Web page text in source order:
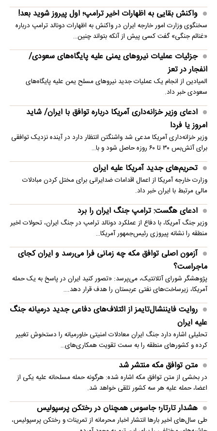
واکنش بقایی به اظهارات اخیر ترامپ؛ اول پیروز شوید بعد!
سخنگوی وزارت امور خارجه ایران در واکنش به اظهارات دونالد ترامپ درباره
«غنائم جنگی» گفت کسی پیش از آنکه بتواند چنین…
جزئیات عملیات نیروهای یمنی علیه پایگاه‌های سعودی/
انفجار در تعز
المیادین از انجام یک عملیات جدید نیروهای مسلح یمن علیه پایگاه‌های
سعودی خبر داد.
ادعای وزیر خزانه‌داری آمریکا درباره توافق با ایران/ شاید
امروز یا فردا
وزیر خزانه‌داری آمریکا مدعی شد واشنگتن انتظار دارد در آینده نزدیک توافقی
برای آتش‌بس ۳۰ تا ۶۰ روزه حاصل شود و با…
تحریم‌های جدید آمریکا علیه ایران
وزارت خارجه آمریکا از اعمال اقدامات ضدایرانی برای مختل کردن مبادلات
مالی مرتبط با ایران خبر داد.
ادعای هگست: ترامپ جنگ ایران را برد
وزیر جنگ آمریکا، با دفاع از عملکرد دونالد ترامپ در جنگ ایران، تحولات اخیر
منطقه را نشانه پیروزی رئیس‌جمهور آمریکا…
آزمون اصلی توافق مکه چه زمانی فرا می‌رسد و ایران کجای
ماجراست؟
پژوهشگر شورای آتلانتیک، می‌پرسد: «تصور کنید ایران در پاسخ به یک حمله
آمریکا، زیرساخت‌های نفتی عربستان را هدف قرار دهد.…
روایت فایننشال‌تایمز از ائتلاف‌های دفاعی جدید درمیانه جنگ
علیه ایران
تحلیلی اشاره دارد جنگ ایران معادلات امنیتی خاورمیانه را دستخوش تغییر
کرده و کشورهای منطقه را به سمت تقویت همکاری‌های…
متن توافق مکه منتشر شد
در بخشی از متن توافق مکه اشاره شده: هرگونه حمله مسلحانه علیه یکی از
اعضا، حمله علیه هر سه کشور تلقی خواهد شد.
هشدار تارتار؛ جاسوس همچنان در رختکن پرسپولیس
طی سال‌های اخیر بارها انتشار اخبار محرمانه از تمرینات و رختکن پرسپولیس،